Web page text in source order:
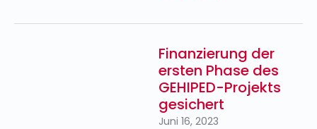
Finanzierung der
ersten Phase des
GEHIPED-Projekts
gesichert
Juni 16, 2023